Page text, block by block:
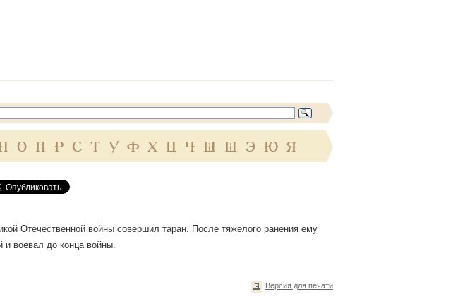
О П Р С Т У Ф Х Ц Ч Ш Щ Э Ю Я
Отечественной войны совершил таран. После тяжелого ранения ему
и воевал до конца войны.
Версия для печати